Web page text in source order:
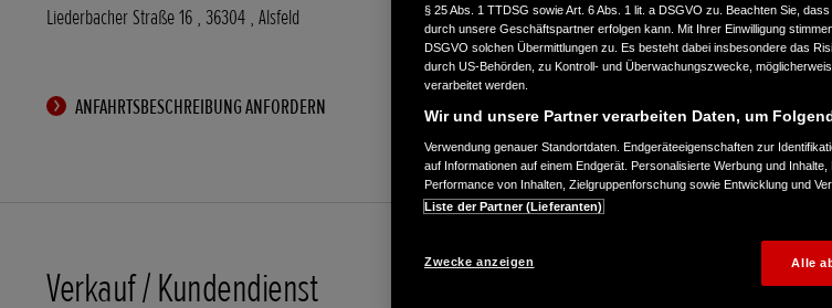
Liederbacher Straße 16 , 36304 , Alsfeld
ANFAHRTSBESCHREIBUNG ANFORDERN
Verkauf / Kundendienst
§ 25 Abs. 1 TTDSG sowie Art. 6 Abs. 1 lit. a DSGVO zu. Beachten Sie,
durch unsere Geschäftspartner erfolgen kann. Mit Ihrer Einwilligung
DSGVO solchen Übermittlungen zu. Es besteht dabei insbesondere das
durch US-Behörden, zu Kontroll- und Überwachungszwecke,
verarbeitet werden.
Wir und unsere Partner verarbeiten Daten, um
Verwendung genauer Standortdaten. Endgeräteeigenschaften zur
auf Informationen auf einem Endgerät. Personalisierte Werbung und
Performance von Inhalten, Zielgruppenforschung sowie Entwicklung und
Liste der Partner (Lieferanten)
Zwecke anzeigen Alle